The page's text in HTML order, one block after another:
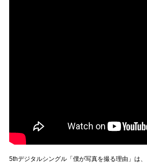
5thデジタルシングル「僕が写真を撮る理由」は